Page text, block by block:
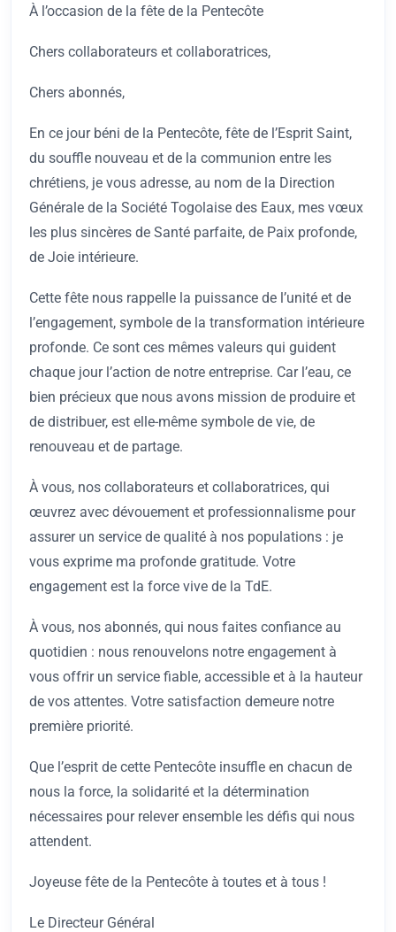
À l’occasion de la fête de la Pentecôte
Chers collaborateurs et collaboratrices,
Chers abonnés,
En ce jour béni de la Pentecôte, fête de l’Esprit Saint,
du souffle nouveau et de la communion entre les
chrétiens, je vous adresse, au nom de la Direction
Générale de la Société Togolaise des Eaux, mes vœux
les plus sincères de Santé parfaite, de Paix profonde,
de Joie intérieure.
Cette fête nous rappelle la puissance de l’unité et de
l’engagement, symbole de la transformation intérieure
profonde. Ce sont ces mêmes valeurs qui guident
chaque jour l’action de notre entreprise. Car l’eau, ce
bien précieux que nous avons mission de produire et
de distribuer, est elle-même symbole de vie, de
renouveau et de partage.
À vous, nos collaborateurs et collaboratrices, qui
œuvrez avec dévouement et professionnalisme pour
assurer un service de qualité à nos populations : je
vous exprime ma profonde gratitude. Votre
engagement est la force vive de la TdE.
À vous, nos abonnés, qui nous faites confiance au
quotidien : nous renouvelons notre engagement à
vous offrir un service fiable, accessible et à la hauteur
de vos attentes. Votre satisfaction demeure notre
première priorité.
Que l’esprit de cette Pentecôte insuffle en chacun de
nous la force, la solidarité et la détermination
nécessaires pour relever ensemble les défis qui nous
attendent.
Joyeuse fête de la Pentecôte à toutes et à tous !
Le Directeur Général